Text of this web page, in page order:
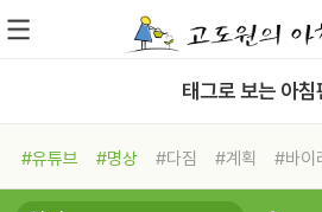
태그로 보는 아침
#유튜브 #명상 #다짐 #계획 #바이
#비전캠프
#독서캠프 #삶